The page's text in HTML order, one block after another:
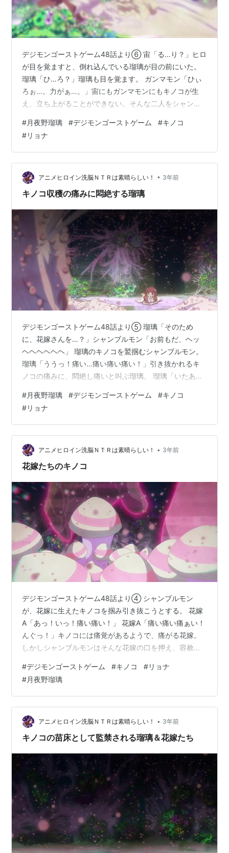
デジモンゴーストゲーム48話より⑥ 宙「る…り？」ヒロ
が目を覚ますと、倒れ込んでいる瑠璃が目の前にいた。
瑠璃「ひ…ろ？」瑠璃も目を覚ます。 ガンマモン「ひぃ
ろぉ…。力がぁ…。」宙にもガンマモンにもキノコが生
え、立ち上がることができない。そんな二人をシャンブ
ッヒヒヒヒヒ。」 シャンブルモン「うえぇい。」シャン
ブルモンが、瑠璃のキノコを掴む。 瑠璃「ぐっ！」痛が
る瑠璃。 だがシャンブルモンは容赦なくキノコを引っこ
抜く。シャンブルモン「ていっ！」瑠璃「うわああああ
ぁーっ！」 宙「や…めろ！」
#月夜野瑠璃 #デジモンゴーストゲーム #キノコ
#リョナ
アニメヒロイン洗脳ＮＴＲは素晴らしい！ • 3年前
キノコ収穫の痛みに悶絶する瑠璃
デジモンゴーストゲーム48話より⑤ 瑠璃「そのため
に、花嫁さんを…？」シャンブルモン「お前もだ、ヘッ
ヘヘヘヘヘヘ」 瑠璃のキノコを鷲掴むシャンブルモン。
瑠璃「ううっ！痛い…痛い痛い痛い！」引き抜かれるキ
ノコの痛みに、悶絶し痛いと叫ぶ瑠璃。 瑠璃「いたあぁ
ともっと捕まえるぅ！」ついにシャンブルモンの矛先が
瑠璃に向いた。
#月夜野瑠璃 #デジモンゴーストゲーム #キノコ
#リョナ
アニメヒロイン洗脳ＮＴＲは素晴らしい！ • 3年前
花嫁たちのキノコ
デジモンゴーストゲーム48話より④ シャンブルモン
が、花嫁に生えたキノコを掴み引き抜こうとする。 花嫁
A「あっ！いっ！痛い痛い！」 花嫁A「痛い痛い痛ぁい！
んぐっ！」キノコには痛覚があるようで、痛がる花嫁。
しかしシャンブルモンはそんな花嫁の口を押え、容赦な
ーっ！」 シャンブルモンは別の花嫁にも矛先を向ける。
シャンブルモン「幸せの絶頂から限りなき絶望！それ
が…」花嫁B「やだ！ああっ！」 花嫁B「いやあぁー
っ!!」 シャンブルモン「美味しいキノコを育てるぅ。」
花嫁の脚から千切ったキノコを嗅ぎ、貪るシャンブルモ
ン。 複数のシャンブルもんが、それ…
#デジモンゴーストゲーム #キノコ #リョナ
#月夜野瑠璃
アニメヒロイン洗脳ＮＴＲは素晴らしい！ • 3年前
キノコの苗床として監禁される瑠璃＆花嫁たち